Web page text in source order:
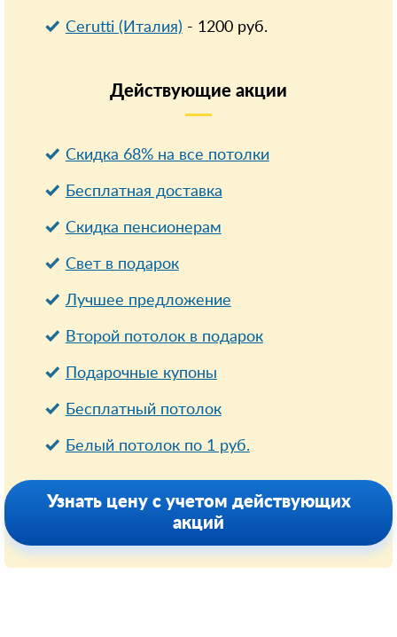
Cerutti (Италия) - 1200руб.
Действующие акции
Скидка 68% на все потолки
Бесплатная доставка
Cкидка пенсионерам
Свет в подарок
Лучшее предложение
Второй потолок в подарок
Подарочные купоны
Бесплатный потолок
Белый потолок по 1 руб.
Узнать цену с учетом действующих
акций